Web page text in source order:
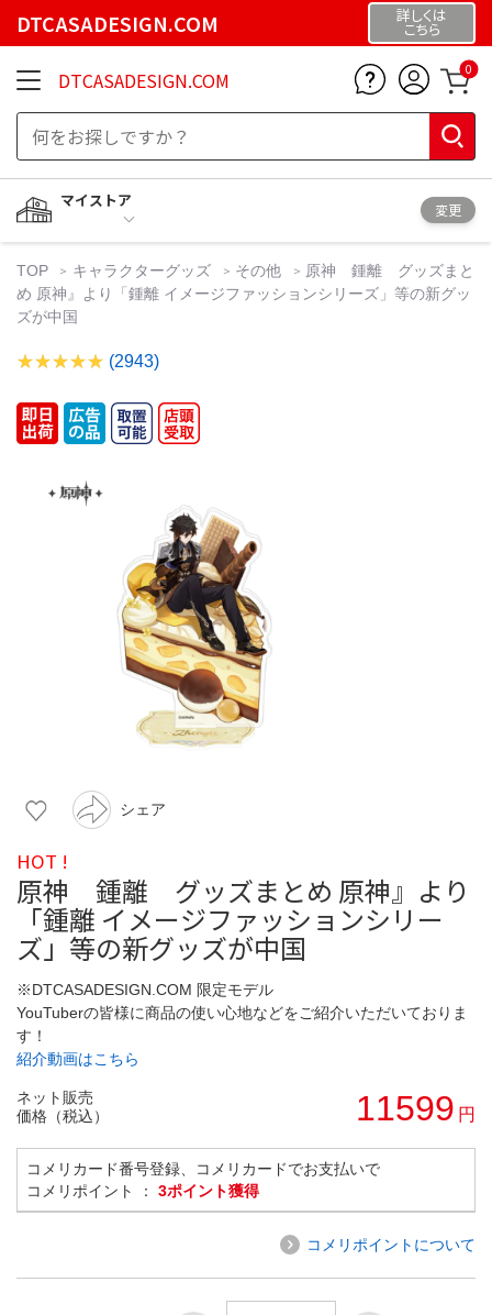
DTCASADESIGN.COM 詳しくは
こちら
DTCASADESIGN.COM 0
マイストア
変更
TOP キャラクターグッズ その他
原神 鍾離 グッズまと
め 原神』より「鍾離 イメージファッションシリーズ」等の新グッ
ズが中国
(2943)
シェア
HOT !
原神 鍾離 グッズまとめ 原神』より
「鍾離 イメージファッションシリー
ズ」等の新グッズが中国
※DTCASADESIGN.COM 限定モデル
YouTuberの皆様に商品の使い心地などをご紹介いただいておりま
す！
紹介動画はこちら
ネット販売
価格（税込）
11599 円
コメリカード番号登録、コメリカードでお支払いで
コメリポイント ： 3ポイント獲得
コメリポイントについて